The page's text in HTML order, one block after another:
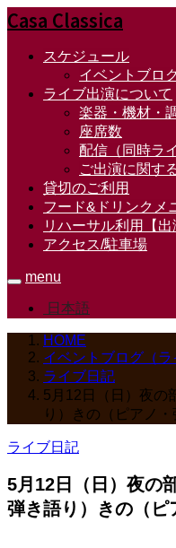
Casa Classica
スケジュール
イベントブロ
ライブ出演について
楽器・機材・
座席数
配信（同時ラ
ご出演に関す
貸切のご利用
フード&ドリンクメ
リハーサル利用【
アクセス/駐車場
menu
日本語
HOME
イベントブログ（ラ
ライブ日記
5月12日（日）夜の
り）きの（ピアノ・
ライブ日記
5月12日（日）夜の
弾き語り）きの（ピ